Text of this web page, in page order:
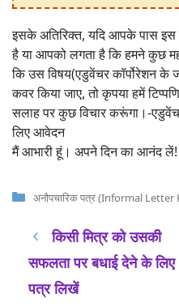
इसके अतिरिक्त, यदि आपके पास इस
है या आपको लगता है कि हमने कुछ
कि उस विषय(एडुवेंचर कॉर्पोरेशन
कवर किया जाए, तो कृपया हमें
सलाह पर कुछ विचार करूंगा।-
लिए आवेदन
मैं आभारी हूं। अपने दिन का आनंद लें!
Categories
अनौपचारिक पत्र (Informal Letter
किसी मित्र को उसकी
सफलता पर बधाई देने के लिए
पत्र लिखें